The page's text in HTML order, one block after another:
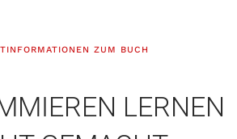
ZUM BUCH
LERNEN